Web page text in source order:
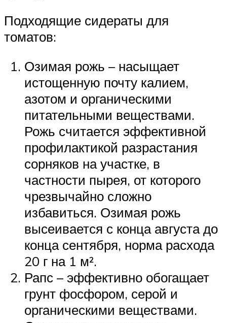
Подходящие сидераты для
томатов:
Озимая рожь – насыщает
истощенную почту калием,
азотом и органическими
питательными веществами.
Рожь считается эффективной
профилактикой разрастания
сорняков на участке, в
частности пырея, от которого
чрезвычайно сложно
избавиться. Озимая рожь
высеивается с конца августа до
конца сентября, норма расхода
20 г на 1 м².
Рапс – эффективно обогащает
грунт фосфором, серой и
органическими веществами.